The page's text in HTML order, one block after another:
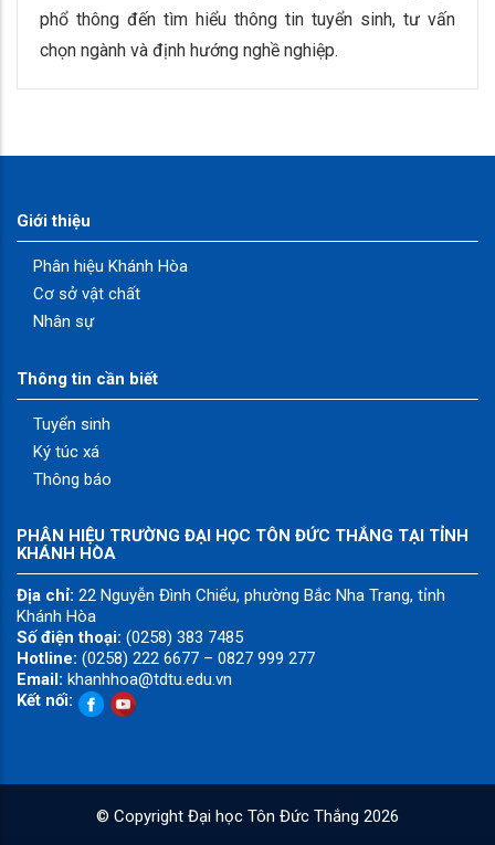
phổ thông đến tìm hiểu thông tin tuyển sinh, tư vấn
chọn ngành và định hướng nghề nghiệp.
Giới thiệu
Phân hiệu Khánh Hòa
Cơ sở vật chất
Nhân sự
Thông tin cần biết
Tuyển sinh
Ký túc xá
Thông báo
PHÂN HIỆU TRƯỜNG ĐẠI HỌC TÔN ĐỨC THẮNG TẠI TỈNH
KHÁNH HÒA
Địa chỉ: 22 Nguyễn Đình Chiểu, phường Bắc Nha Trang, tỉnh
Khánh Hòa
Số điện thoại: (0258) 383 7485
Hotline: (0258) 222 6677 – 0827 999 277
Email: khanhhoa@tdtu.edu.vn
Kết nối:
© Copyright Đại học Tôn Đức Thắng 2026